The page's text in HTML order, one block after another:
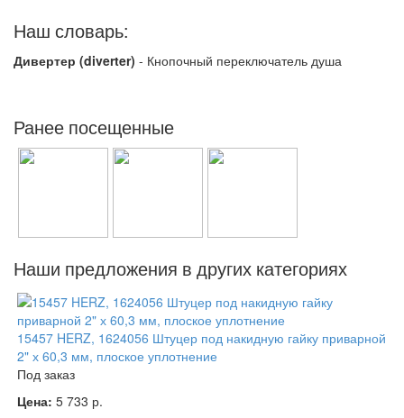
Наш словарь:
Дивертер (diverter) - Кнопочный переключатель душа
Ранее посещенные
Наши предложения в других категориях
15457 HERZ, 1624056 Штуцер под накидную гайку приварной
2" х 60,3 мм, плоское уплотнение
Под заказ
Цена: 5 733 р.